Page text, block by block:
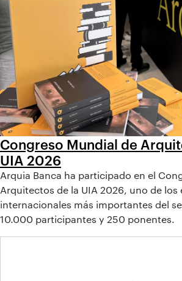
Congreso Mundial de
UIA 2026
Arquia Banca ha participado en el
Arquitectos de la UIA 2026, uno de los
internacionales más importantes del
10.000 participantes y 250 ponentes.